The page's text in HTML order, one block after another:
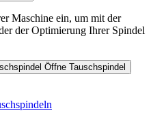
Maschine ein, um mit der
der Optimierung Ihrer Spindel
Öffne Tauschspindel